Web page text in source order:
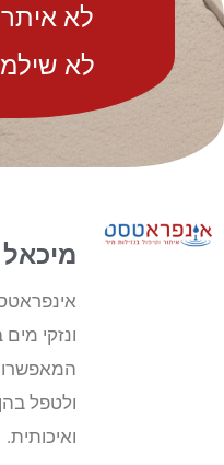
לא
לא
ונזקי
ולטפל
ואיכותית.